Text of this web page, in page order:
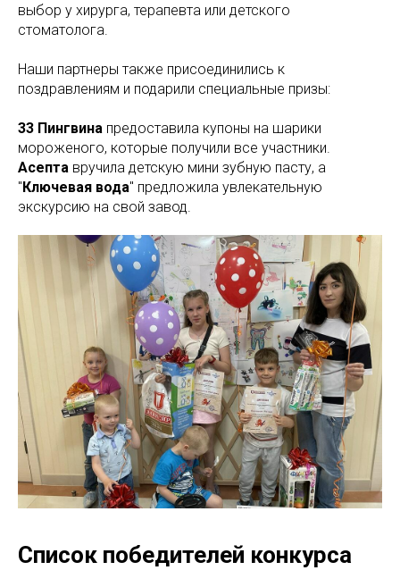
выбор у хирурга, терапевта или детского
стоматолога.
Наши партнеры также присоединились к
поздравлениям и подарили специальные призы:
33 Пингвина предоставила купоны на шарики
мороженого, которые получили все участники.
Асепта вручила детскую мини зубную пасту, а
"Ключевая вода" предложила увлекательную
экскурсию на свой завод.
Список победителей конкурса